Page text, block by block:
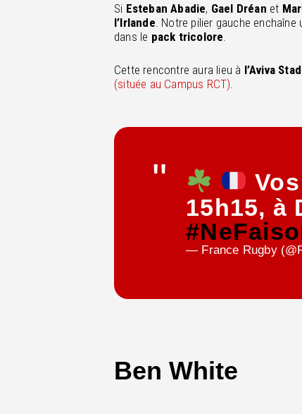
Si Esteban Abadie, Gael Dréan et
l’Irlande . Notre pilier gauche enchaîne
dans le pack tricolore
Cette rencontre aura lieu à l’Aviva
(située au Campus RCT)
15h15, à
— France Rugby
Ben White